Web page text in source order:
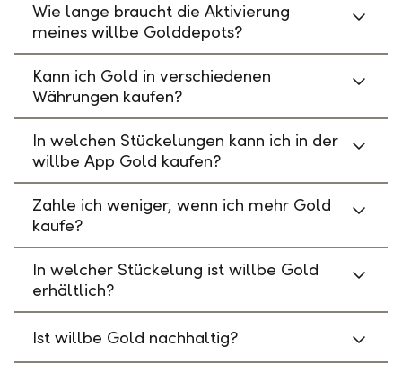
Wie lange braucht die Aktivierung
meines willbe Golddepots?
Kann ich Gold in verschiedenen
Währungen kaufen?
In welchen Stückelungen kann ich in der
willbe App Gold kaufen?
Zahle ich weniger, wenn ich mehr Gold
kaufe?
In welcher Stückelung ist willbe Gold
erhältlich?
Ist willbe Gold nachhaltig?